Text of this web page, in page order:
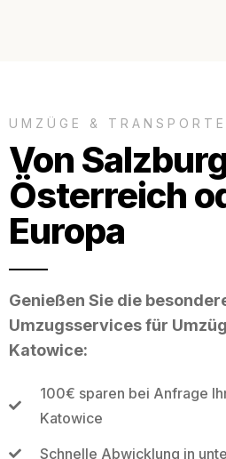
UMZÜGE & TRANSPORTE
Von
Österreich
Europa
Genießen Sie die
Umzugsservices für
Katowice:
100€ sparen bei Anfrage
Katowice
Schnelle Abwicklung in